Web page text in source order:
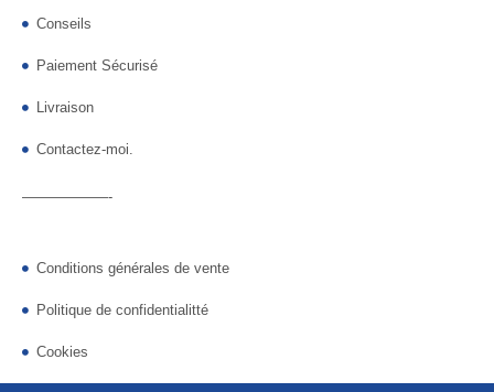
Conseils
Paiement Sécurisé
Livraison
Contactez-moi.
——————-
Conditions générales de vente
Politique de confidentialitté
Cookies